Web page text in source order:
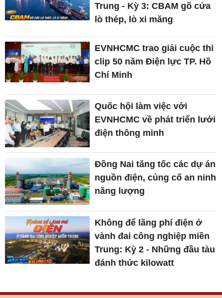
Trung - Kỳ 3: CBAM gõ cửa
lò thép, lò xi măng
EVNHCMC trao giải cuộc thi
clip 50 năm Điện lực TP. Hồ
Chí Minh
Quốc hội làm việc với
EVNHCMC về phát triển lưới
điện thông minh
Đồng Nai tăng tốc các dự án
nguồn điện, củng cố an ninh
năng lượng
Không để lãng phí điện ở
vành đai công nghiệp miền
Trung: Kỳ 2 - Những đầu tàu
đánh thức kilowatt